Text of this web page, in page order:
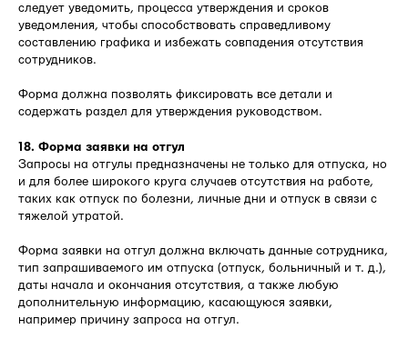
следует уведомить, процесса утверждения и сроков
уведомления, чтобы способствовать справедливому
составлению графика и избежать совпадения отсутствия
сотрудников.
Форма должна позволять фиксировать все детали и
содержать раздел для утверждения руководством.
18. Форма заявки на отгул
Запросы на отгулы предназначены не только для отпуска, но
и для более широкого круга случаев отсутствия на работе,
таких как отпуск по болезни, личные дни и отпуск в связи с
тяжелой утратой.
Форма заявки на отгул должна включать данные сотрудника,
тип запрашиваемого им отпуска (отпуск, больничный и т. д.),
даты начала и окончания отсутствия, а также любую
дополнительную информацию, касающуюся заявки,
например причину запроса на отгул.